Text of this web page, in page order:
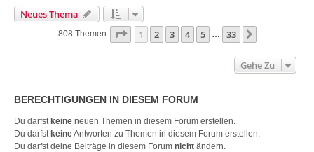
Neues Thema
808 Themen Seite 1Von 33
1 2 3 4 5 … 33
Gehe Zu
BERECHTIGUNGEN IN DIESEM FORUM
Du darfst keine neuen Themen in diesem Forum erstellen.
Du darfst keineAntworten zu Themen in diesem Forum erstellen.
Du darfst deine Beiträge in diesem Forum nicht ändern.